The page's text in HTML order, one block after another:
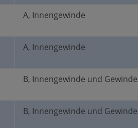
A, Innengewinde
A, Innengewinde
B, Innengewinde und
B, Innengewinde und